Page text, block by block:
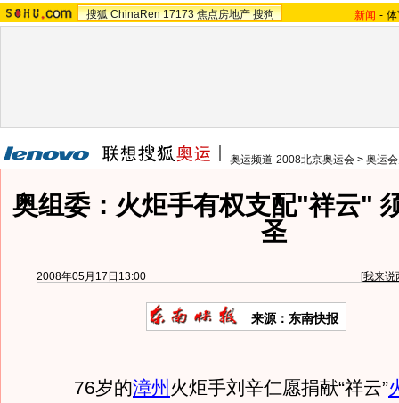
搜狐 ChinaRen 17173 焦点房地产 搜狗 新闻 -
奥运频道-2008北京奥运会 > 奥运
奥组委：火炬手有权支配"祥云"
圣
2008年05月17日13:00 [我来说
来源：东南快报
76岁的漳州 火炬手刘辛仁愿捐献“祥云”